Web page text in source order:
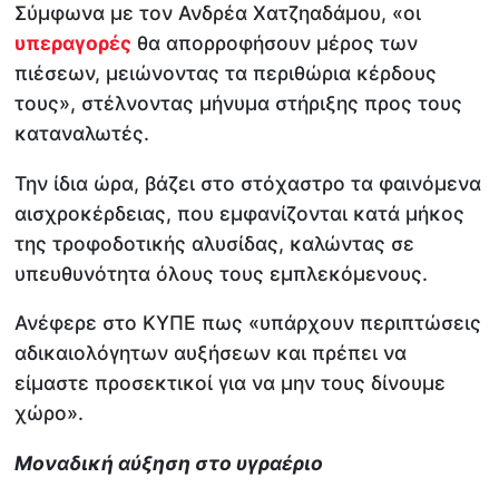
Σύμφωνα με τον Ανδρέα Χατζηαδάμου, «οι
υπεραγορές θα απορροφήσουν μέρος των
πιέσεων, μειώνοντας τα περιθώρια κέρδους
τους», στέλνοντας μήνυμα στήριξης προς τους
καταναλωτές.
Την ίδια ώρα, βάζει στο στόχαστρο τα φαινόμενα
αισχροκέρδειας, που εμφανίζονται κατά μήκος
της τροφοδοτικής αλυσίδας, καλώντας σε
υπευθυνότητα όλους τους εμπλεκόμενους.
Ανέφερε στο ΚΥΠΕ πως «υπάρχουν περιπτώσεις
αδικαιολόγητων αυξήσεων και πρέπει να
είμαστε προσεκτικοί για να μην τους δίνουμε
χώρο».
Μοναδική αύξηση στο υγραέριο